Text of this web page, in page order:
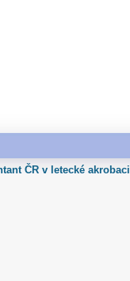
ČR v letecké